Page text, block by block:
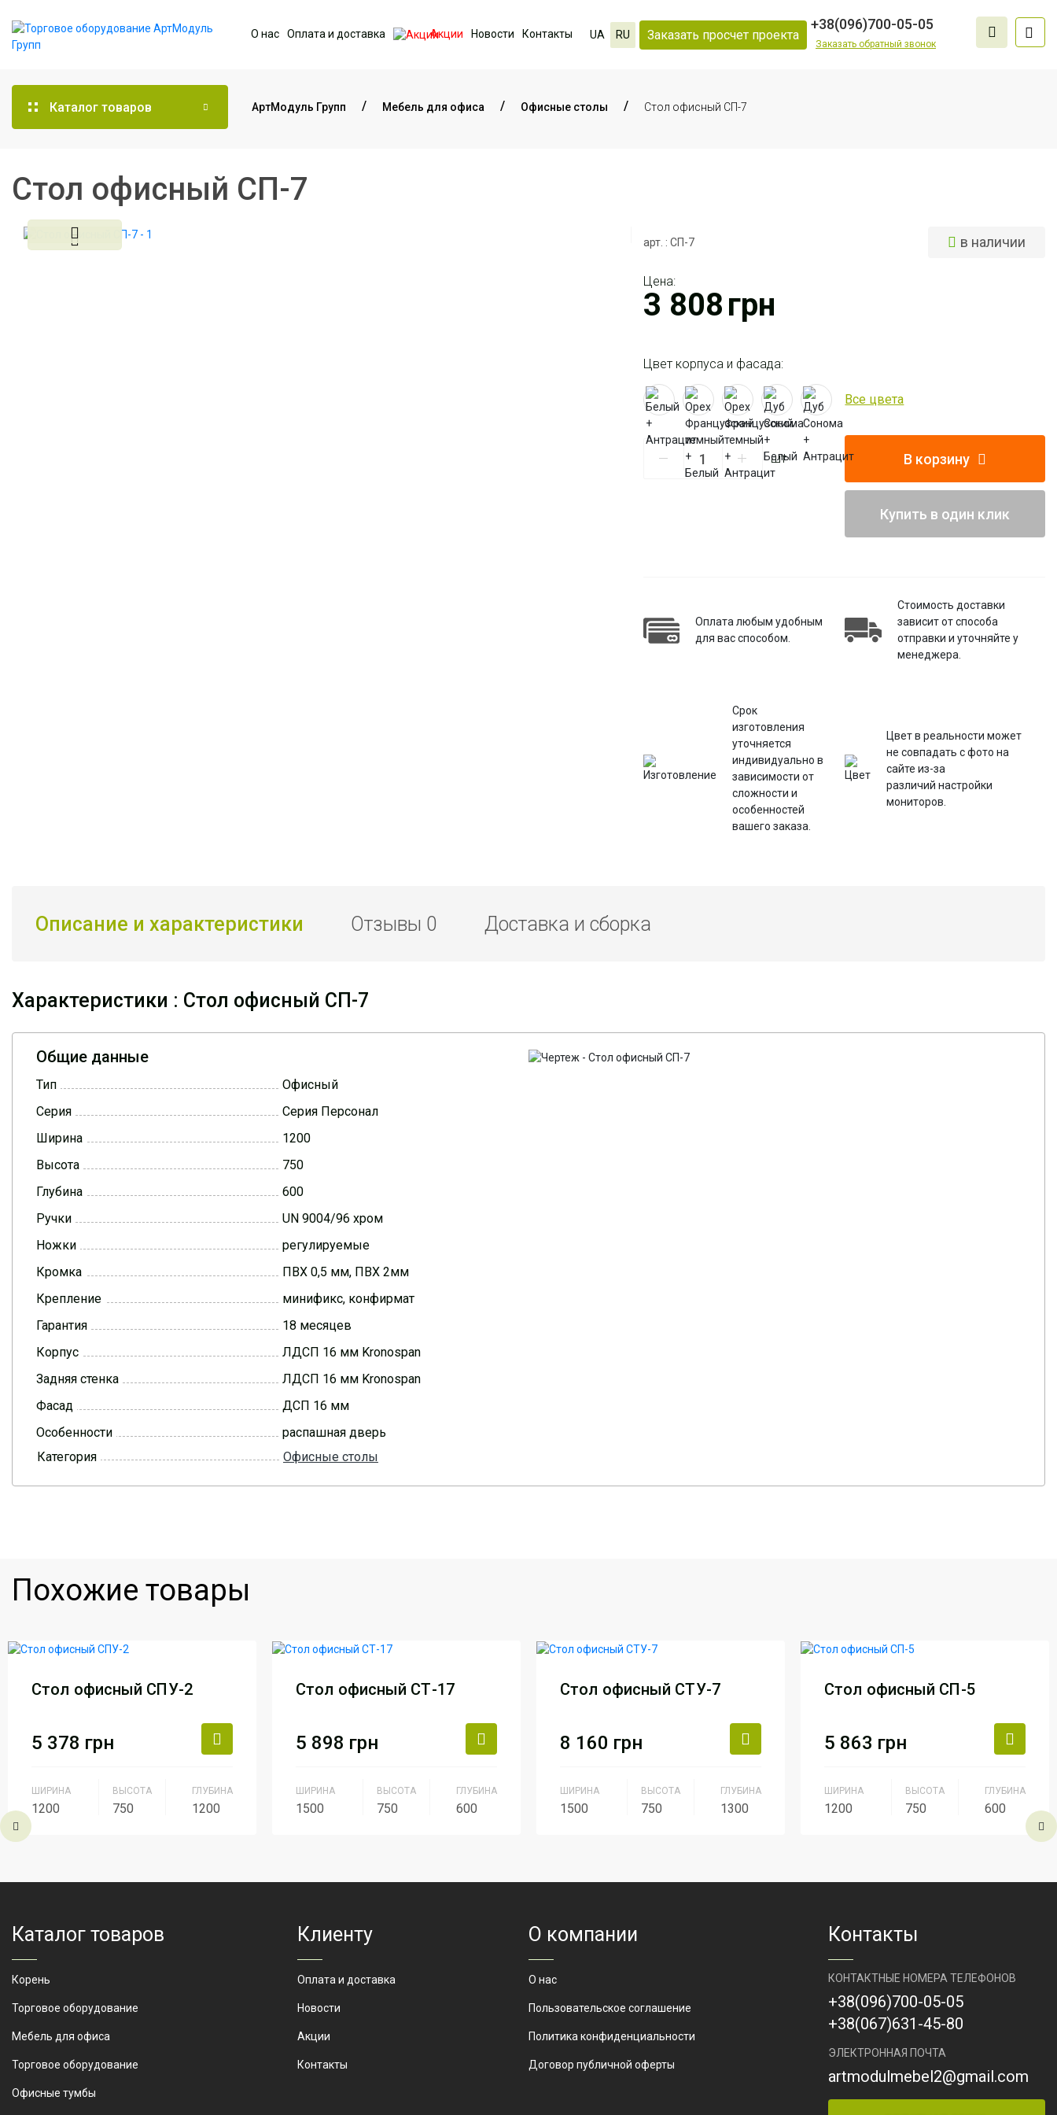
О нас Оплата и доставка Акции Новости Контакты UA RU Заказать просчет проекта
+38(096)700-05-05
Заказать обратный звонок
Мебель для офиса
Каталог товаров АртМодуль Групп Мебель для офиса Офисные столы Стол офисный СП-7
Стол офисный СП-7
арт. : СП-7 в наличии
Цена:
3 808грн
Цвет корпуса и фасада:
Все цвета
шт В корзину
Купить в один клик
Оплата любым удобным
для вас способом.
Стоимость доставки
зависит от способа
отправки и уточняйте у
менеджера.
Срок
изготовления
уточняется
индивидуально в
зависимости от
сложности и
особенностей
вашего заказа.
Цвет в реальности может
не совпадать с фото на
сайте из-за
различий настройки
мониторов.
Описание и характеристики Отзывы 0 Доставка и сборка
Характеристики : Стол офисный СП-7
Общие данные
Тип
Офисный
Серия
Серия Персонал
Ширина
1200
Высота
750
Глубина
600
Ручки
UN 9004/96 хром
Ножки
регулируемые
Кромка
ПВХ 0,5 мм, ПВХ 2мм
Крепление
минификс, конфирмат
Гарантия
18 месяцев
Корпус
ЛДСП 16 мм Kronospan
Задняя стенка
ЛДСП 16 мм Kronospan
Фасад
ДСП 16 мм
Особенности
распашная дверь
Категория
Офисные столы
Похожие товары
Стол офисный СПУ-2
5 378 грн
ШИРИНА
1200
ВЫСОТА
750
ГЛУБИНА
1200
Артикул СПУ-2
Стол офисный СТ-17
5 898 грн
ШИРИНА
1500
ВЫСОТА
750
ГЛУБИНА
600
Артикул СТ-17
Стол офисный СТУ-7
8 160 грн
ШИРИНА
1500
ВЫСОТА
750
ГЛУБИНА
1300
Артикул СТУ-7
Стол офисный СП-5
5 863 грн
ШИРИНА
1200
ВЫСОТА
750
ГЛУБИНА
600
Артикул СП-5
Каталог товаров
Корень
Торговое оборудование
Мебель для офиса
Торговое оборудование
Офисные тумбы
Клиенту
Оплата и доставка
Новости
Акции
Контакты
О компании
О нас
Пользовательское соглашение
Политика конфиденциальности
Договор публичной оферты
Контакты
КОНТАКТНЫЕ НОМЕРА ТЕЛЕФОНОВ
+38(096)700-05-05
+38(067)631-45-80
ЭЛЕКТРОННАЯ ПОЧТА
artmodulmebel2@gmail.com